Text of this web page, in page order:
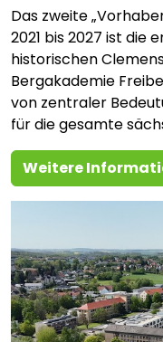
Das zweite
2021 bis 2027 ist die
historischen
Bergakademie
von zentraler
für die gesamte
Weitere